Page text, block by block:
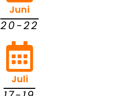
Juni
20-22
Juli